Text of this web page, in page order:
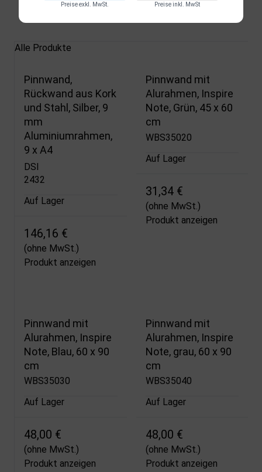
Alle Produkte
Pinnwand,
Rückwand aus Kork
und Stahl, Silber, 9
mm
Aluminiumrahmen,
9 x A4
DSI
2432
Auf Lager
146,16 €
(ohne MwSt.)
Produkt anzeigen
Pinnwand mit
Alurahmen, Inspire
Note, Grün, 45 x 60
cm
WBS35020
Auf Lager
31,34 €
(ohne MwSt.)
Produkt anzeigen
Pinnwand mit
Alurahmen, Inspire
Note, Blau, 60 x 90
cm
WBS35030
Auf Lager
48,00 €
(ohne MwSt.)
Produkt anzeigen
Pinnwand mit
Alurahmen, Inspire
Note, grau, 60 x 90
cm
WBS35040
Auf Lager
48,00 €
(ohne MwSt.)
Produkt anzeigen
Preise exkl. MwSt. Preise inkl. MwSt